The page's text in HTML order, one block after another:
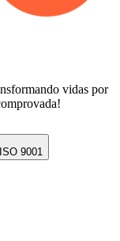
vidas por
9001